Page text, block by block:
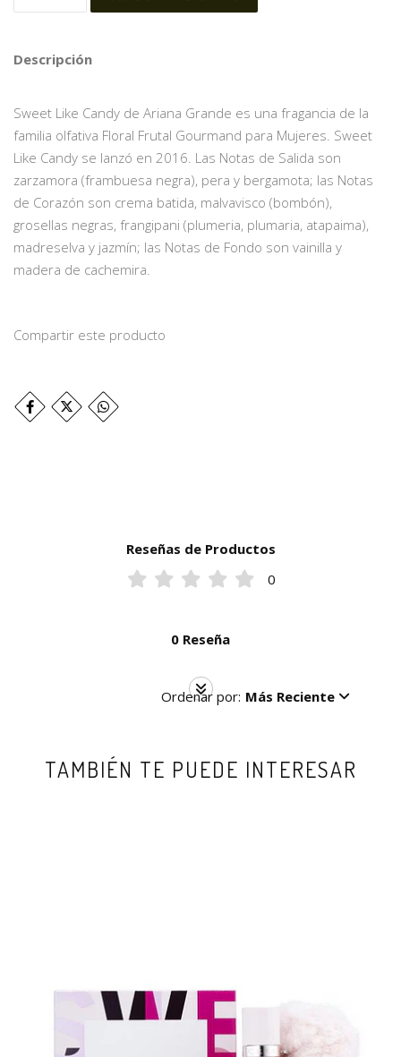
Descripción
Sweet Like Candy de Ariana Grande es una fragancia de la
familia olfativa Floral Frutal Gourmand para Mujeres. Sweet
Like Candy se lanzó en 2016. Las Notas de Salida son
zarzamora (frambuesa negra), pera y bergamota; las Notas
de Corazón son crema batida, malvavisco (bombón),
grosellas negras, frangipani (plumeria, plumaria, atapaima),
madreselva y jazmín; las Notas de Fondo son vainilla y
madera de cachemira.
Compartir este producto
Reseñas de Productos
0
0 Reseña
Ordenar por: Más Reciente
TAMBIÉN TE PUEDE INTERESAR